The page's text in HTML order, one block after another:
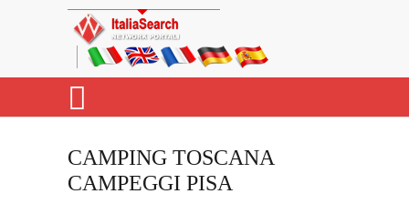
CAMPING TOSCANA
CAMPEGGI PISA